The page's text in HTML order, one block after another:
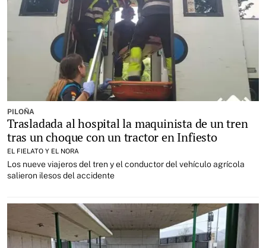
PILOÑA
Trasladada al hospital la maquinista de un tren
tras un choque con un tractor en Infiesto
EL FIELATO Y EL NORA
Los nueve viajeros del tren y el conductor del vehículo agrícola
salieron ilesos del accidente